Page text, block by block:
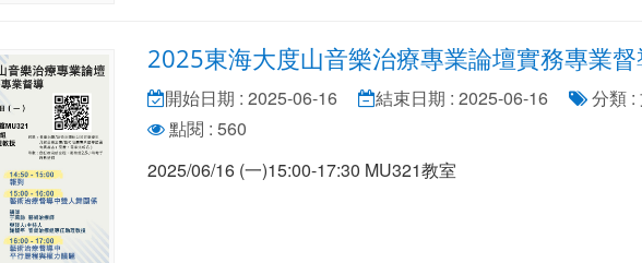
2025東海大度山音樂治療專業論壇實務專業督
開始日期 : 2025-06-16 結束日期 : 2025-06-16
分類 :
點閱 : 560
2025/06/16 (一)15:00-17:30 MU321教室